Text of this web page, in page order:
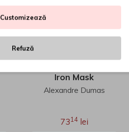
Iron Mask
Alexandre Dumas
7314lei
Customizează
Refuză